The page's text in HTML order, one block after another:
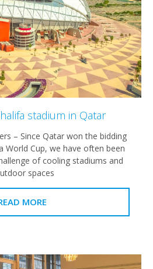
Khalifa stadium in Qatar
chillers – Since Qatar won the bidding
Fifa World Cup, we have often been
challenge of cooling stadiums and
outdoor spaces”.
READ MORE